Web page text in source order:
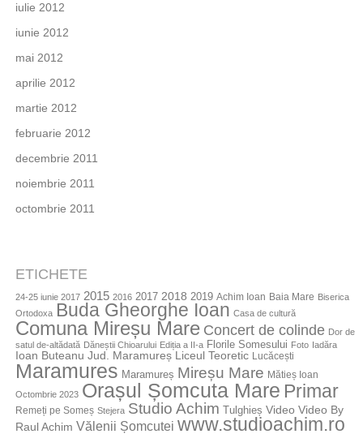
iulie 2012
iunie 2012
mai 2012
aprilie 2012
martie 2012
februarie 2012
decembrie 2011
noiembrie 2011
octombrie 2011
ETICHETE
24-25 iunie 2017 2015 2016 2017 2018 2019 Achim Ioan Baia Mare Biserica
Ortodoxa
Buda Gheorghe Ioan Casa de cultură
Comuna Mireșu Mare Concert de colinde Dor de
satul de-altădată Dăneștii Chioarului Ediția a II-a Florile Somesului Foto Iadăra
Ioan Buteanu Jud. Maramureș Liceul Teoretic Lucăcești
Maramures Maramureș Mireșu Mare Mătieș Ioan
Octombrie 2023 Orașul Șomcuta Mare Primar
Remeți pe Someș Stejera Studio Achim Tulghieș Video Video By
Raul Achim Vălenii Șomcutei www.studioachim.ro